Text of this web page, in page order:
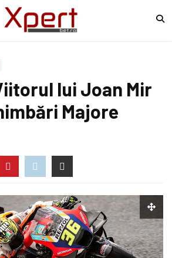
lui Joan Mir
Majore